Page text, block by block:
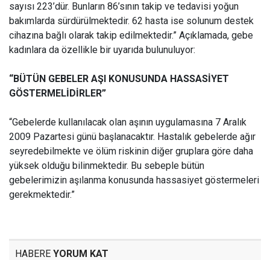
sayısı 223’dür. Bunların 86’sının takip ve tedavisi yoğun
bakımlarda sürdürülmektedir. 62 hasta ise solunum destek
cihazına bağlı olarak takip edilmektedir.” Açıklamada, gebe
kadınlara da özellikle bir uyarıda bulunuluyor:
“BÜTÜN GEBELER AŞI KONUSUNDA HASSASİYET
GÖSTERMELİDİRLER”
“Gebelerde kullanılacak olan aşının uygulamasına 7 Aralık
2009 Pazartesi günü başlanacaktır. Hastalık gebelerde ağır
seyredebilmekte ve ölüm riskinin diğer gruplara göre daha
yüksek olduğu bilinmektedir. Bu sebeple bütün
gebelerimizin aşılanma konusunda hassasiyet göstermeleri
gerekmektedir.”
HABERE YORUM KAT